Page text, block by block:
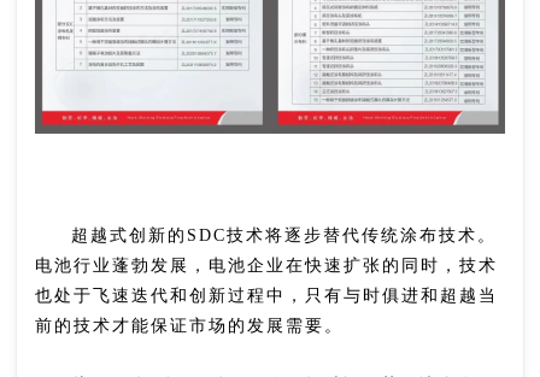
超越式创新的SDC技术将逐步替代传统涂布技术。
电池行业蓬勃发展，电池企业在快速扩张的同时，技术
也处于飞速迭代和创新过程中，只有与时俱进和超越当
前的技术才能保证市场的发展需要。